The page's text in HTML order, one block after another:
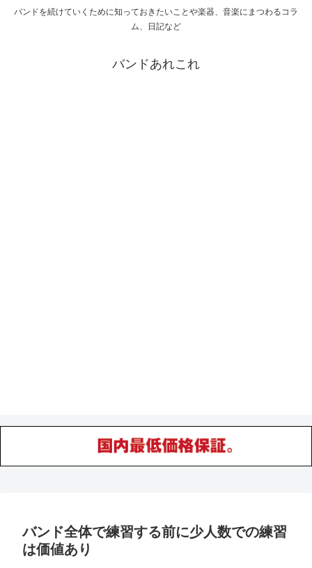
バンドを続けていくために知っておきたいことや楽器、音楽にまつわるコラ
ム、日記など
バンドあれこれ
バンド全体で練習する前に少人数での練習
は価値あり